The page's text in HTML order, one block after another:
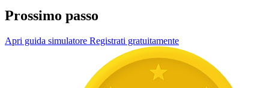
Prossimo passo
Apri guida simulatore Registrati gratuitamente